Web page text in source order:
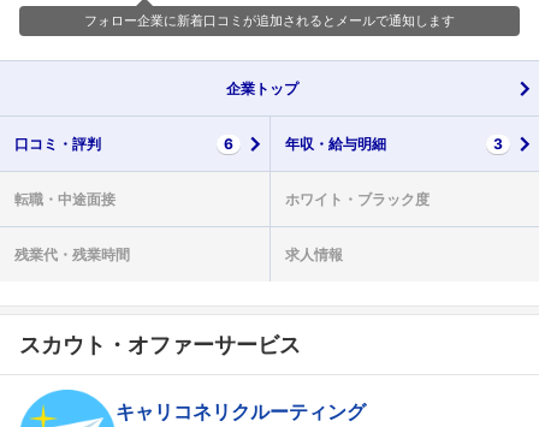
フォロー企業に新着口コミが追加されるとメールで通知します
企業 トップ
口コミ・ 評判 6 年収・ 給与明細 3
転職・ 中途面接 ホワイト・ ブラック度
残業代・ 残業時間 求人情報
スカウト・オファーサービス
キャリコネリクルーティング